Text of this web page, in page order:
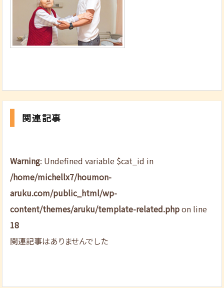
関連記事
Warning: Undefined variable $cat_id in
/home/michellx7/houmon-
aruku.com/public_html/wp-
content/themes/aruku/template-related.phpon line
18
関連記事はありませんでした